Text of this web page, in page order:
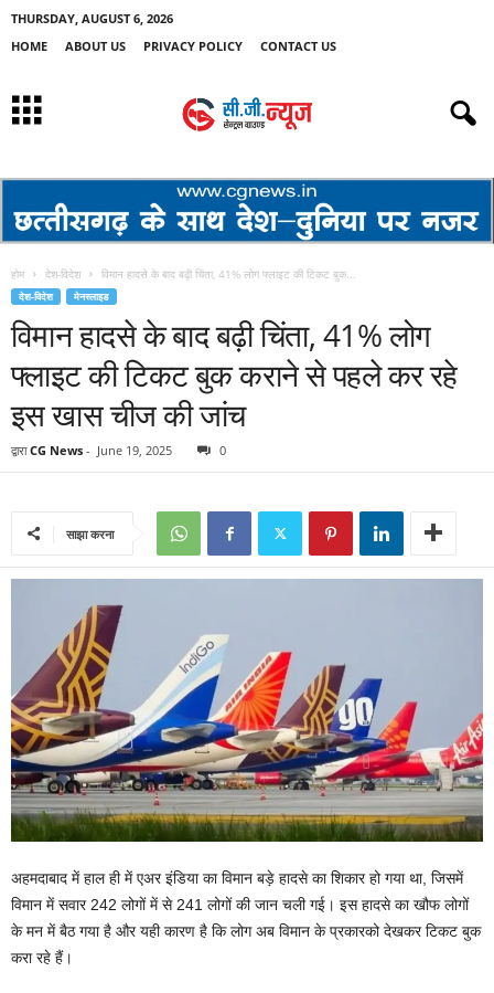
THURSDAY, AUGUST 6, 2026
HOME
ABOUT US PRIVACY POLICY CONTACT US
होम देश-विदेश विमान हादसे के बाद बढ़ी चिंता, 41% लोग फ्लाइट की टिकट बुक...
देश-विदेश मेनस्लाइड
विमान हादसे के बाद बढ़ी चिंता, 41% लोग
फ्लाइट की टिकट बुक कराने से पहले कर रहे
इस खास चीज की जांच
द्वारा CG News - June 19, 2025 0
साझा करना
अहमदाबाद में हाल ही में एअर इंडिया का विमान बड़े हादसे का शिकार हो गया था, जिसमें
विमान में सवार 242 लोगों में से 241 लोगों की जान चली गई। इस हादसे का खौफ लोगों
के मन में बैठ गया है और यही कारण है कि लोग अब विमान के प्रकारको देखकर टिकट बुक
करा रहे हैं।